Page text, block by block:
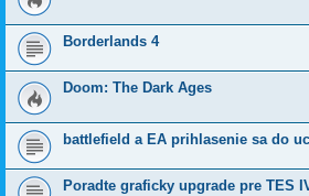
Borderlands 4
Doom: The Dark Ages
battlefield a EA prihlasenie sa do
Poradte graficky upgrade pre TES